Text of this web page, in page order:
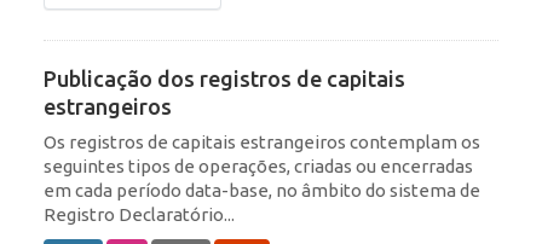
Publicação dos registros de capitais
estrangeiros
Os registros de capitais estrangeiros contemplam os
seguintes tipos de operações, criadas ou encerradas
em cada período data-base, no âmbito do sistema de
Registro Declaratório...